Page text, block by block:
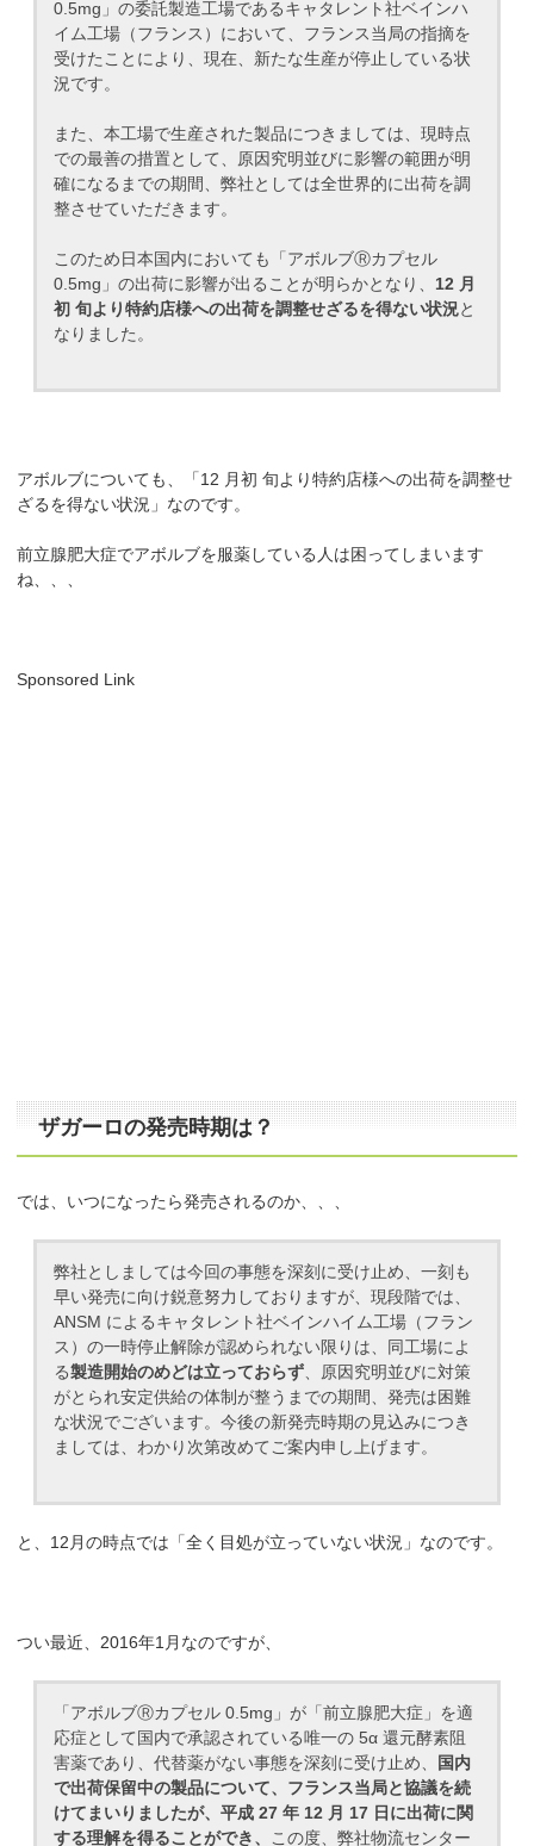
0.5mg」の委託製造工場であるキャタレント社ベインハ
イム工場（フランス）において、フランス当局の指摘を
受けたことにより、現在、新たな生産が停止している状
況です。
また、本工場で生産された製品につきましては、現時点
での最善の措置として、原因究明並びに影響の範囲が明
確になるまでの期間、弊社としては全世界的に出荷を調
整させていただきます。
このため日本国内においても「アボルブⓇカプセル
0.5mg」の出荷に影響が出ることが明らかとなり、 12 月
初 旬より特約店様への出荷を調整せざるを得ない状況と
なりました。
アボルブについても、「12 月初 旬より特約店様への出荷を調整せ
ざるを得ない状況」なのです。
前立腺肥大症でアボルブを服薬している人は困ってしまいます
ね、、、
Sponsored Link
ザガーロの発売時期は？
では、いつになったら発売されるのか、、、
弊社としましては今回の事態を深刻に受け止め、一刻も
早い発売に向け鋭意努力しておりますが、現段階では、
ANSM によるキャタレント社ベインハイム工場（フラン
ス）の一時停止解除が認められない限りは、同工場によ
る製造開始のめどは立っておらず 、原因究明並びに対策
がとられ安定供給の体制が整うまでの期間、発売は困難
な状況でございます。今後の新発売時期の見込みにつき
ましては、わかり次第改めてご案内申し上げます。
と、12月の時点では「全く目処が立っていない状況」なのです。
つい最近、2016年1月なのですが、
「アボルブⓇカプセル 0.5mg」が「前立腺肥大症」を適
応症として国内で承認されている唯一の 5α 還元酵素阻
害薬であり、代替薬がない事態を深刻に受け止め、 国内
で出荷保留中の製品について、フランス当局と協議を続
けてまいりましたが、平成 27 年 12 月 17 日に出荷に関
する理解を得ることができ、 この度、弊社物流センター